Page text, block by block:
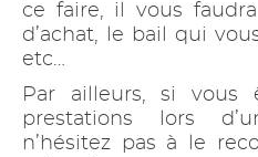
ce faire, il vous
d’achat, le bail qui
etc…
Par ailleurs, si vous
prestations lors
n’hésitez pas à le